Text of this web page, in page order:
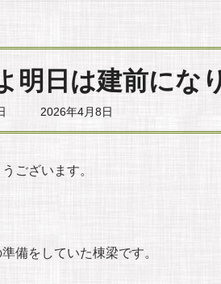
明日は建前にな
最
日
2026年4月8日
ございます。
備をしていた棟梁です。